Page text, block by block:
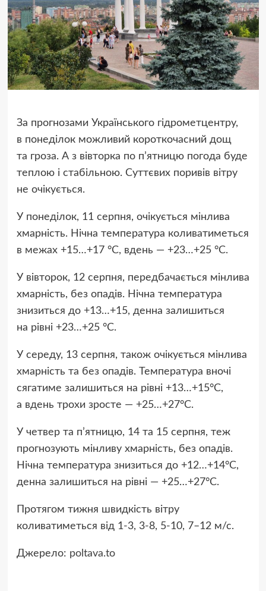
За прогнозами Українського гідрометцентру,
в понеділок можливий короткочасний дощ
та гроза. А з вівторка по п’ятницю погода буде
теплою і стабільною. Суттєвих поривів вітру
не очікується.
У понеділок, 11 серпня, очікується мінлива
хмарність. Нічна температура коливатиметься
в межах +15…+17 °C, вдень — +23…+25 °C.
У вівторок, 12 серпня, передбачається мінлива
хмарність, без опадів. Нічна температура
знизиться до +13…+15, денна залишиться
на рівні +23…+25 °C.
У середу, 13 серпня, також очікується мінлива
хмарність та без опадів. Температура вночі
сягатиме залишиться на рівні +13…+15°C,
а вдень трохи зросте — +25…+27°C.
У четвер та п’ятницю, 14 та 15 серпня, теж
прогнозують мінливу хмарність, без опадів.
Нічна температура знизиться до +12…+14°C,
денна залишиться на рівні — +25…+27°C.
Протягом тижня швидкість вітру
коливатиметься від 1-3, 3-8, 5-10, 7–12 м/с.
Джерело: poltava.to